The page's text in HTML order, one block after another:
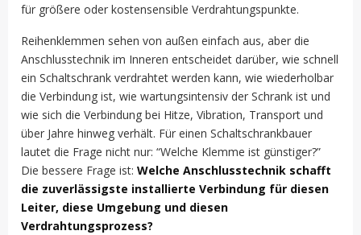
für größere oder kostensensible Verdrahtungspunkte.
Reihenklemmen sehen von außen einfach aus, aber die
Anschlusstechnik im Inneren entscheidet darüber, wie schnell
ein Schaltschrank verdrahtet werden kann, wie wiederholbar
die Verbindung ist, wie wartungsintensiv der Schrank ist und
wie sich die Verbindung bei Hitze, Vibration, Transport und
über Jahre hinweg verhält. Für einen Schaltschrankbauer
lautet die Frage nicht nur: “Welche Klemme ist günstiger?”
Die bessere Frage ist: Welche Anschlusstechnik schafft
die zuverlässigste installierte Verbindung für diesen
Leiter, diese Umgebung und diesen
Verdrahtungsprozess?